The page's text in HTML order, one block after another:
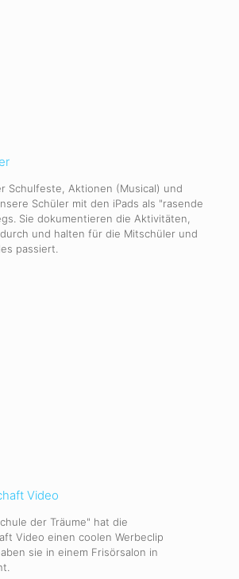
Schulfeste, Aktionen (Musical) und
Schüler mit den iPads als "rasende
Sie dokumentieren die Aktivitäten,
und halten für die Mitschüler und
passiert.
Video
der Träume" hat die
Video einen coolen Werbeclip
sie in einem Frisörsalon in